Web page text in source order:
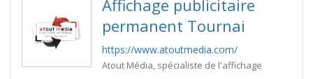
Affichage publicitaire
permanent Tournai
https://www.atoutmedia.com/
Atout Média, spécialiste de l'affichage